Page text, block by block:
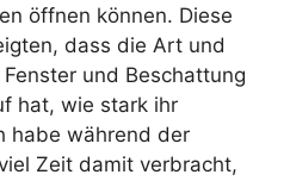
öffnen können. Diese
dass die Art und
und Beschattung
hat, wie stark ihr
habe während der
Zeit damit verbracht,